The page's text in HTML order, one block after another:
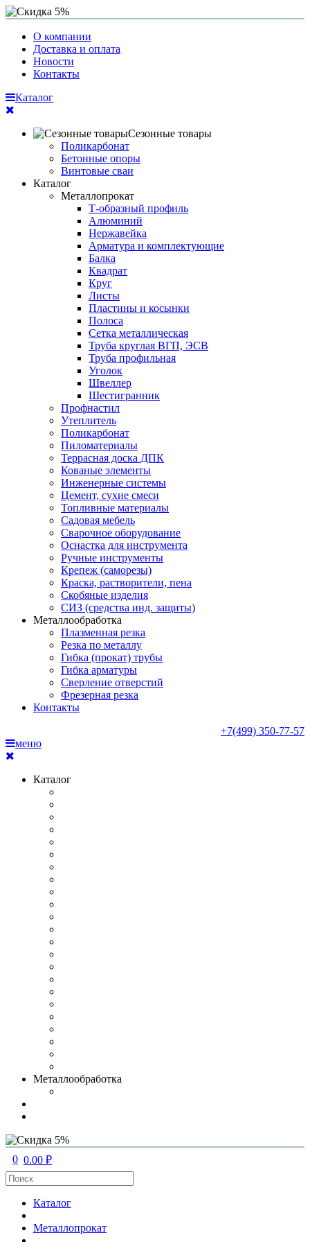
О компании
Доставка и оплата
Новости
Контакты
Каталог
Сезонные товары
Поликарбонат
Бетонные опоры
Винтовые сваи
Каталог
Металлопрокат
Т-образный профиль
Алюминий
Нержавейка
Арматура и комплектующие
Балка
Квадрат
Круг
Листы
Пластины и косынки
Полоса
Сетка металлическая
Труба круглая ВГП, ЭСВ
Труба профильная
Уголок
Швеллер
Шестигранник
Профнастил
Утеплитель
Поликарбонат
Пиломатериалы
Террасная доска ДПК
Кованые элементы
Инженерные системы
Цемент, сухие смеси
Топливные материалы
Садовая мебель
Сварочное оборудование
Оснастка для инструмента
Ручные инструменты
Крепеж (саморезы)
Краска, растворители, пена
Скобяные изделия
СИЗ (средства инд. защиты)
Металлообработка
Плазменная резка
Резка по металлу
Гибка (прокат) трубы
Гибка арматуры
Сверление отверстий
Фрезерная резка
Контакты
+7(499) 350-77-57
меню
Каталог
Металлообработка
0 0.00 ₽
Каталог
Металлопрокат